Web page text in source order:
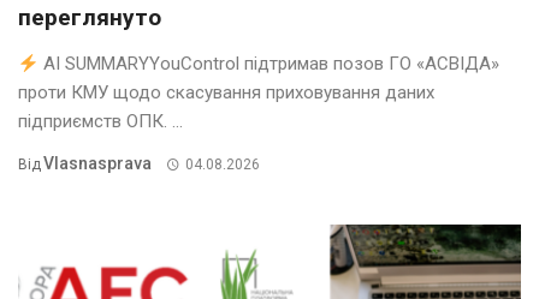
переглянуто
AI SUMMARYYouControl підтримав позов ГО «АСВІДА»
проти КМУ щодо скасування приховування даних
підприємств ОПК. ...
ВідVlasnasprava 04.08.2026